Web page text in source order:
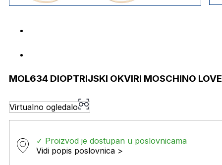
MOL634 DIOPTRIJSKI OKVIRI MOSCHINO LOVE
Virtualno ogledalo
✓ Proizvod je dostupan u poslovnicama
Vidi popis poslovnica >